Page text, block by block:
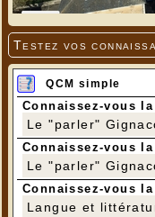
Testez vos
QCM simple
Connaissez-vous
Le "parler"
Connaissez-vous
Le "parler"
Connaissez-vous
Langue et